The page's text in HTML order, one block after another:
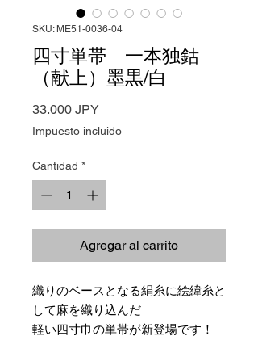
SKU: ME51-0036-04
四寸単帯 一本独鈷
（献上）墨黒/白
33.000 JPYPrecio
Impuesto incluido
Cantidad *
Agregar al carrito
織りのベースとなる絹糸に絵緯糸と
して麻を織り込んだ
軽い四寸巾の単帯が新登場です！